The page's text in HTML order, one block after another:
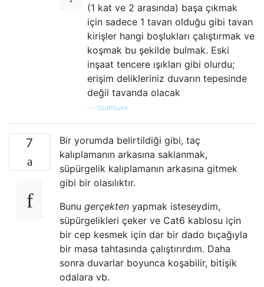
(1 kat ve 2 arasında) başa çıkmak
için sadece 1 tavan olduğu gibi tavan
kirişler hangi boşlukları çalıştırmak ve
koşmak bu şekilde bulmak. Eski
inşaat tencere ışıkları gibi olurdu;
erişim delikleriniz duvarın tepesinde
değil tavanda olacak
lsiunsuex
7
Bir yorumda belirtildiği gibi, taç
kalıplamanın arkasına saklanmak,
süpürgelik kalıplamanın arkasına gitmek
gibi bir olasılıktır.
Bunu gerçekten yapmak isteseydim,
süpürgelikleri çeker ve Cat6 kablosu için
bir cep kesmek için dar bir dado bıçağıyla
bir masa tahtasında çalıştırırdım. Daha
sonra duvarlar boyunca koşabilir, bitişik
odalara vb.